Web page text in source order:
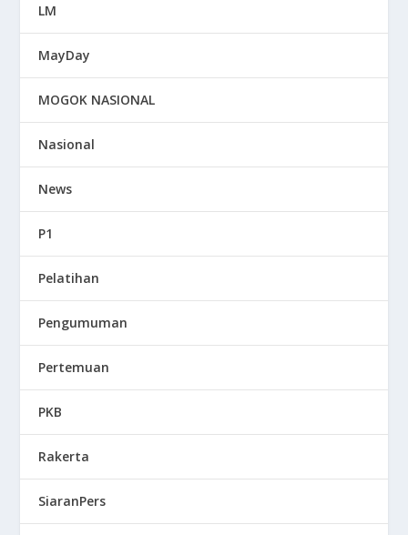
LM
MayDay
MOGOK NASIONAL
Nasional
News
P1
Pelatihan
Pengumuman
Pertemuan
PKB
Rakerta
SiaranPers